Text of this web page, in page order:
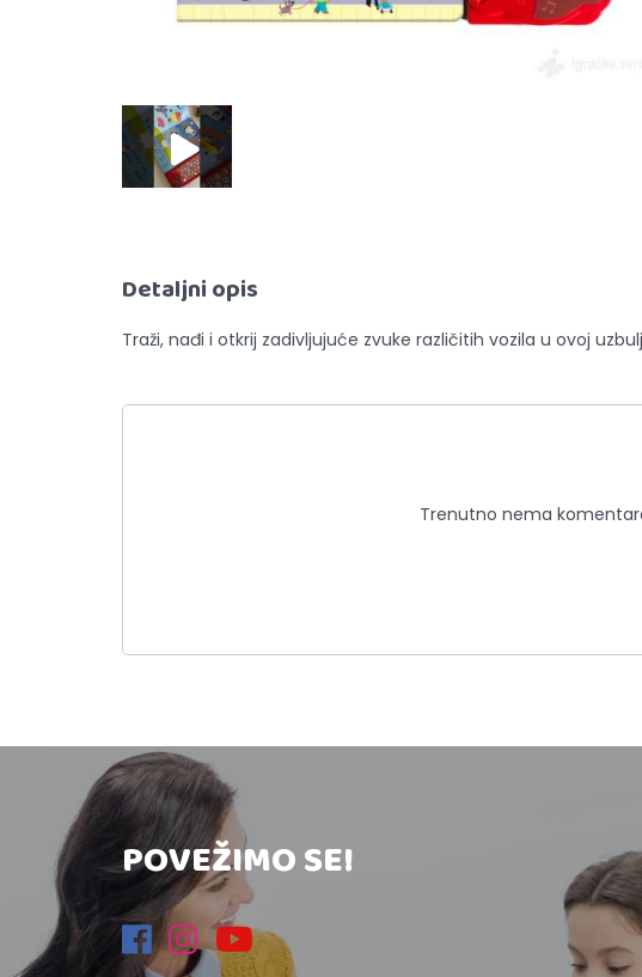
Detaljni opis
Traži, nađi i otkrij zadivljujuće zvuke različitih vozila u ovoj
Trenutno nema
POVEŽIMO SE!